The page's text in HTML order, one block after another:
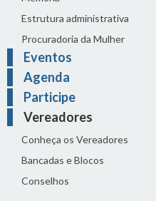
Estrutura administrativa
Procuradoria da Mulher
Eventos
Agenda
Participe
Vereadores
Conheça os Vereadores
Bancadas e Blocos
Conselhos